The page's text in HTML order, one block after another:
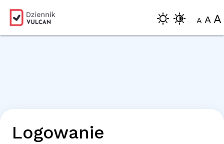
A A A
Logowanie